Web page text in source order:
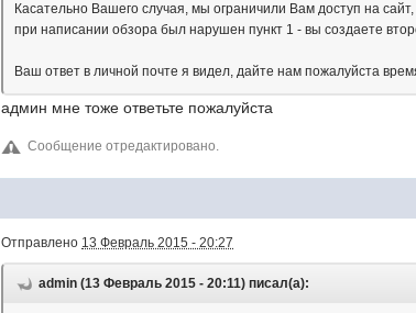
Касательно Вашего случая, мы ограничили Вам доступ на
при написании обзора был нарушен пункт 1 - вы создаете
Ваш ответ в личной почте я видел, дайте нам пожалуйста
админ мне тоже ответьте пожалуйста
Сообщение отредактировано.
Отправлено 13 Февраль 2015 - 20:27
admin (13 Февраль 2015 - 20:11) писал(а):